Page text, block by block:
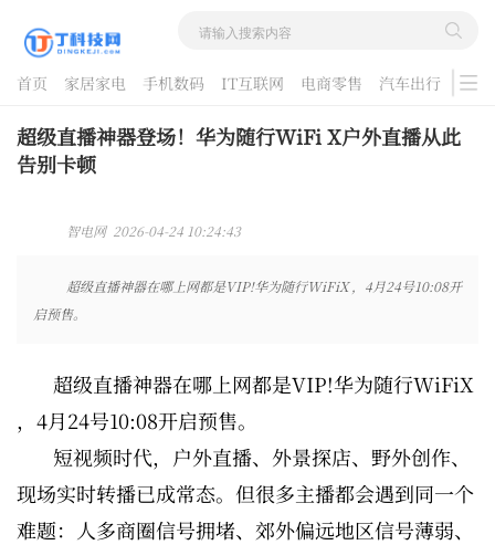
首页 家居家电 手机数码 IT互联网 电商零售 汽车出行
游戏
酷品评测
超级直播神器登场！华为随行WiFi X户外直播从此
告别卡顿
智电网 2026-04-24 10:24:43
超级直播神器在哪上网都是VIP!华为随行WiFiX ，4月24号10:08开
启预售。
超级直播神器在哪上网都是VIP!华为随行WiFiX
，4月24号10:08开启预售。
短视频时代，户外直播、外景探店、野外创作、
现场实时转播已成常态。但很多主播都会遇到同一个
难题：人多商圈信号拥堵、郊外偏远地区信号薄弱、